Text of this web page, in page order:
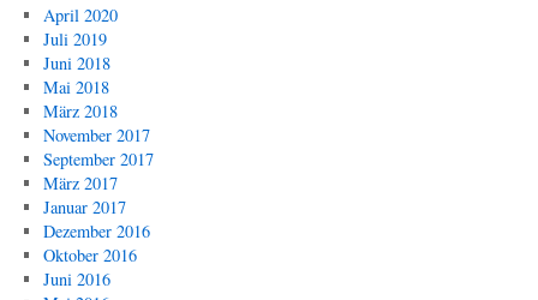
April 2020
Juli 2019
Juni 2018
Mai 2018
März 2018
November 2017
September 2017
März 2017
Januar 2017
Dezember 2016
Oktober 2016
Juni 2016